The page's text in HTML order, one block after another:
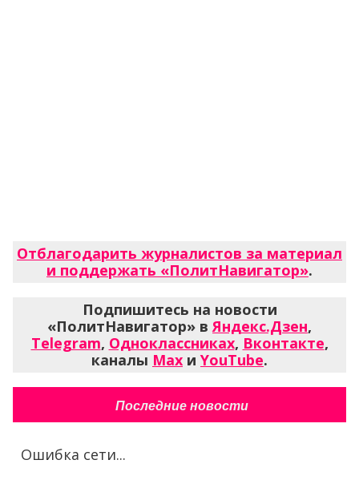
Отблагодарить журналистов за материал
и поддержать «ПолитНавигатор».
Подпишитесь на новости
«ПолитНавигатор» в Яндекс.Дзен,
Telegram, Одноклассниках, Вконтакте,
каналы Max и YouTube.
Последние новости
Ошибка сети...